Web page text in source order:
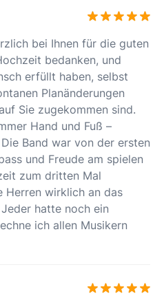
bei Ihnen für die guten
bedanken, und
erfüllt haben, selbst
Planänderungen
Sie zugekommen sind.
Hand und Fuß –
Band war von der ersten
und Freude am spielen
zum dritten Mal
Herren wirklich an das
hatte noch ein
ich allen Musikern